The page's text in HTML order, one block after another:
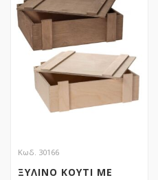
Κωδ. 30166
ΞΥΛΙΝΟ ΚΟΥΤΙ ΜΕ